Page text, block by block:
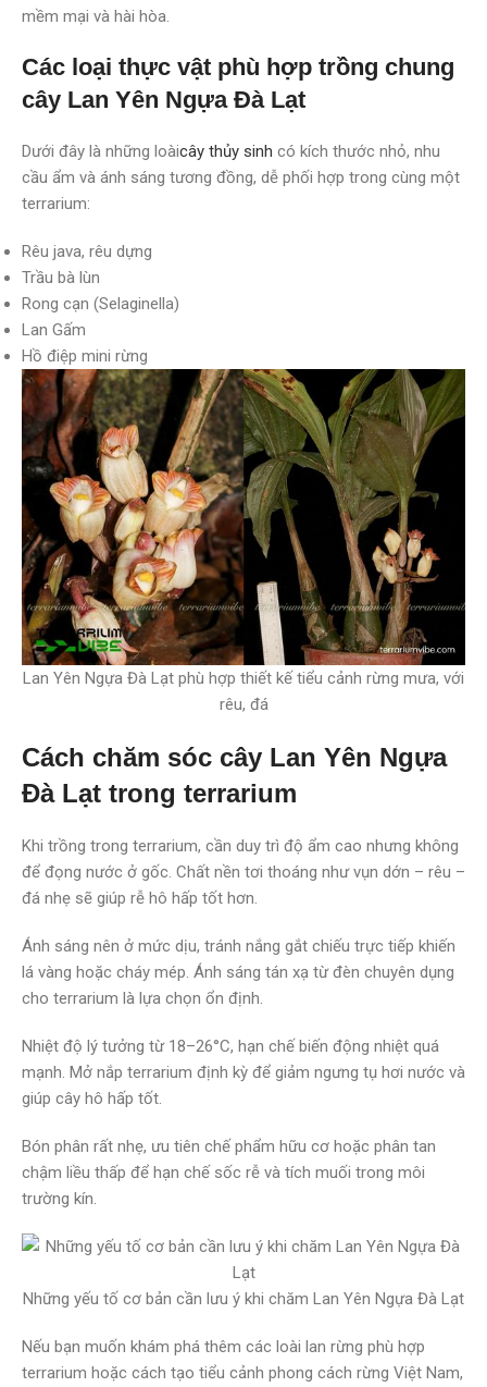
mềm mại và hài hòa.
Các loại thực vật phù hợp trồng chung
cây Lan Yên Ngựa Đà Lạt
Dưới đây là những loàicây thủy sinh có kích thước nhỏ, nhu
cầu ẩm và ánh sáng tương đồng, dễ phối hợp trong cùng một
terrarium:
Rêu java, rêu dựng
Trầu bà lùn
Rong cạn (Selaginella)
Lan Gấm
Hồ điệp mini rừng
Lan Yên Ngựa Đà Lạt phù hợp thiết kế tiểu cảnh rừng mưa, với
rêu, đá
Cách chăm sóc cây Lan Yên Ngựa
Đà Lạt trong terrarium
Khi trồng trong terrarium, cần duy trì độ ẩm cao nhưng không
để đọng nước ở gốc. Chất nền tơi thoáng như vụn dớn – rêu –
đá nhẹ sẽ giúp rễ hô hấp tốt hơn.
Ánh sáng nên ở mức dịu, tránh nắng gắt chiếu trực tiếp khiến
lá vàng hoặc cháy mép. Ánh sáng tán xạ từ đèn chuyên dụng
cho terrarium là lựa chọn ổn định.
Nhiệt độ lý tưởng từ 18–26°C, hạn chế biến động nhiệt quá
mạnh. Mở nắp terrarium định kỳ để giảm ngưng tụ hơi nước và
giúp cây hô hấp tốt.
Bón phân rất nhẹ, ưu tiên chế phẩm hữu cơ hoặc phân tan
chậm liều thấp để hạn chế sốc rễ và tích muối trong môi
trường kín.
Những yếu tố cơ bản cần lưu ý khi chăm Lan Yên Ngựa Đà Lạt
Nếu bạn muốn khám phá thêm các loài lan rừng phù hợp
terrarium hoặc cách tạo tiểu cảnh phong cách rừng Việt Nam,